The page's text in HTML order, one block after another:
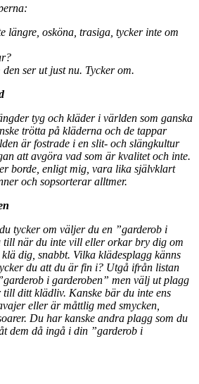
längre, osköna, trasiga, tycker inte om
ser ut just nu. Tycker om.
tyg och kläder i världen som ganska
trötta på kläderna och de tappar
är fostrade i en slit- och slängkultur
att avgöra vad som är kvalitet och inte.
borde, enligt mig, vara lika självklart
och sopsorterar alltmer.
tycker om väljer du en ”garderob i
till när du inte vill eller orkar bry dig om
dig, snabbt. Vilka klädesplagg känns
du att du är fin i? Utgå ifrån listan
i garderoben” men välj ut plagg
till ditt klädliv. Kanske bär du inte ens
eller är måttlig med smycken,
Du har kanske andra plagg som du
dem då ingå i din ”garderob i